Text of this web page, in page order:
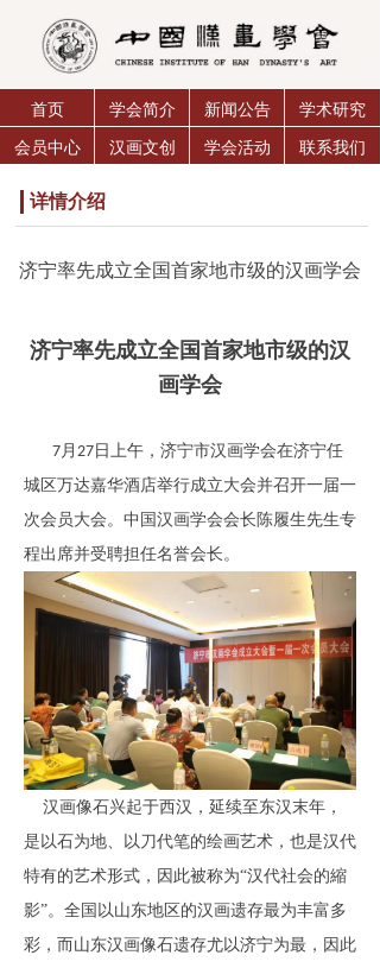
首页 学会简介 新闻公告
学术研究
会员中心
汉画文创 学会活动 联系我们
济宁率先成立全国首家地市级的汉画学会
详情介绍
济宁率先成立全国首家地市级的汉
画学会
7月 27 日上午，济宁市汉画学会在济宁任
城区万达嘉华酒店举行成立大会并召开一届一
次会员大会。中国汉画学会会长陈履生先生专
程出席并受聘担任名誉会长。
汉画像石兴起于西汉，延续至东汉末年，
是以石为地、以刀代笔的绘画艺术，也是汉代
特有的艺术形式，因此被称为“汉代社会的縮
影”。全国以山东地区的汉画遗存最为丰富多
彩，而山东汉画像石遗存尤以济宁为最，因此